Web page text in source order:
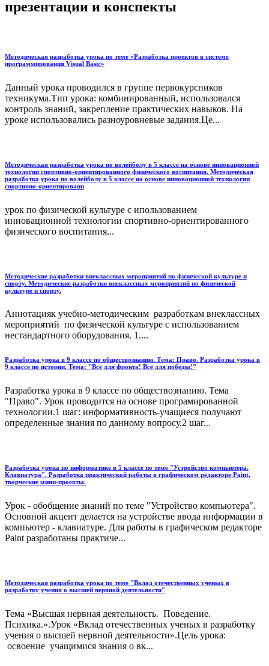
презентации и конспекты
Методическая разработка урока по теме «Разработка проектов в системе
программирования Visual Basic»
Данный урока проводился в группе первокурсников
техникума.Тип урока: комбинированный, использовался
контроль знаний, закрепление практических навыков. На
уроке использовались разноуровневые задания.Це...
Методическая разработка урока по волейболу в 5 классе на основе инновационной
технологии спортивно-ориентированного физического воспитания. Методическая
разработка урока по волейболу в 5 классе на основе инновационной технологии
спортивно-ориентированн
урок по физической культуре с ипользованием
инновационной технологии спортивно-ориентированного
физического воспитания...
Методические разработки внеклассных мероприятий по физической культуре и
спорту. Методические разработки внеклассных мероприятий по физической
культуре и спорту.
Аннотацияк учебно-методическим разработкам внеклассных
мероприятий по физической культуре с использованием
нестандартного оборудования. 1....
Разработка урока в 9 классе по обществознанию. Тема: Право. Разработка урока в
9 классе по истории. Тема: "Всё для фронта! Всё для победы!"
Разработка урока в 9 классе по обществознанию. Тема
"Право". Урок проводится на основе програмированной
технологии.1 шаг: информативность-учащиеся получают
определенные знания по данному вопросу.2 шаг...
Разработка урока по информатике в 5 классе по теме "Устройство компьютера.
Клавиатура". Разработка практической работы в графическом редакторе Paint,
творческие мини-проекты.
Урок - обобщение знаний по теме "Устройство компьютера".
Основной акцент делается на устройстве ввода информации в
компьютер - клавиатуре. Для работы в графическом редакторе
Paint разработаны практиче...
Методическая разработка урока по теме "Вклад отечественных ученых в
разработку учения о высшей нервной деятельности"
Тема «Высшая нервная деятельность. Поведение.
Психика.».Урок «Вклад отечественных ученых в разработку
учения о высшей нервной деятельности».Цель урока:
освоение учащимися знания о вк...